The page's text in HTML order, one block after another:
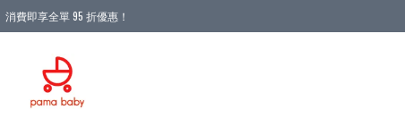
消費即享全單 95 折優惠！